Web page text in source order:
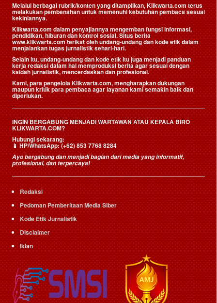
Melalui berbagai rubrik/konten yang ditampilkan, Klikwarta.com terus
melakukan pembenahan untuk memenuhi kebutuhan pembaca sesuai
kekiniannya.
Klikwarta.com dalam penyajiannya mengemban fungsi informasi,
pendidikan, hiburan dan kontrol sosial. Situs berita
www.klikwarta.com terikat oleh undang-undang dan kode etik dalam
menjalankan tugas jurnalistik sehari-hari.
Selain itu, undang-undang dan kode etik itu juga menjadi panduan
kerja redaksi dalam hal memproduksi berita agar sesuai dengan
kaidah jurnalistik, mencerdaskan dan profesional.
Kami, para pengelola Klikwarta.com, mengharapkan dukungan
maupun kritik para pembaca agar layanan kami semakin baik dan
diperlukan.
INGIN BERGABUNG MENJADI WARTAWAN ATAU KEPALA BIRO
KLIKWARTA.COM?
Hubungi sekarang:
📱HP/WhatsApp:(+62) 853 7768 8284
Ayo bergabung dan menjadi bagian dari media yang informatif,
profesional, dan terpercaya!
Redaksi
Pedoman Pemberitaan Media Siber
Kode Etik Jurnalistik
Disclaimer
Iklan